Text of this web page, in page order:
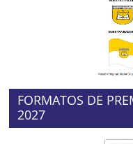
FORMATOS DE
2027